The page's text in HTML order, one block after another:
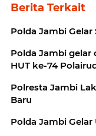
Berita Terkait
Polda Jambi
Polda Jambi gelar
Polresta Jambi
Baru
Polda Jambi